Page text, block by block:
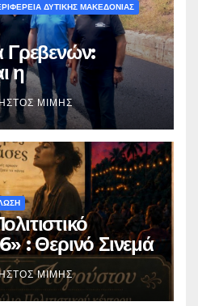
ΔΥΤΙΚΗΣ ΜΑΚΕΔΟΝΙΑΣ
Γρεβενών:
η
της οδού
ΜΊΜΗΣ
: Θερινό Σινεμά
ταινία
ΜΊΜΗΣ